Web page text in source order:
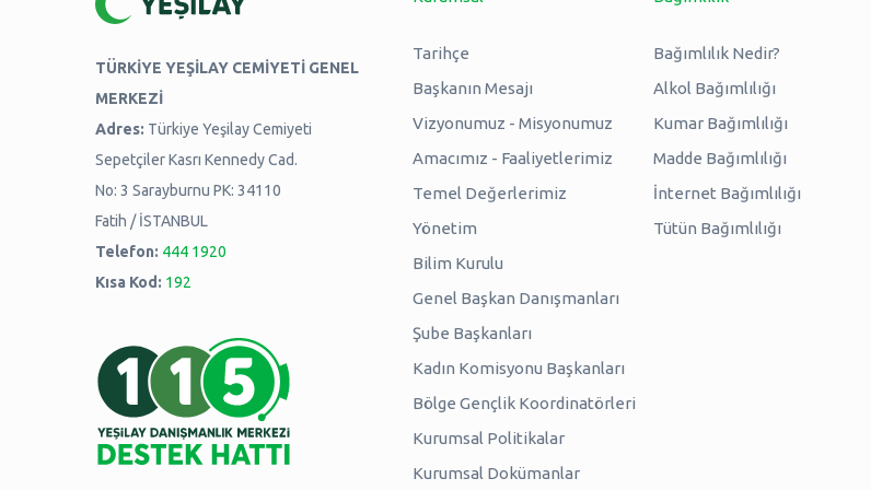
TÜRKİYE YEŞİLAY CEMİYETİ GENEL
MERKEZİ
Adres: Türkiye Yeşilay Cemiyeti
Sepetçiler Kasrı Kennedy Cad.
No: 3 Sarayburnu PK: 34110
Fatih / İSTANBUL
Telefon: 444 1920
Kısa Kod: 192
Tarihçe
Başkanın Mesajı
Vizyonumuz - Misyonumuz
Amacımız - Faaliyetlerimiz
Temel Değerlerimiz
Yönetim
Bilim Kurulu
Genel Başkan Danışmanları
Şube Başkanları
Kadın Komisyonu Başkanları
Bölge Gençlik Koordinatörleri
Kurumsal Politikalar
Kurumsal Dokümanlar
Bağımlılık Nedir?
Alkol Bağımlılığı
Kumar Bağımlılığı
Madde Bağımlılığı
İnternet Bağımlılığı
Tütün Bağımlılığı